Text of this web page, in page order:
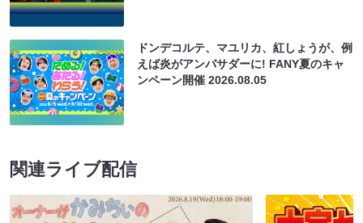
ドンデコルテ、マユリカ、紅しょうが、例
えば炎がアンバサダーに! FANY夏のキャ
ンペーン開催2026.08.05
関連ライブ配信